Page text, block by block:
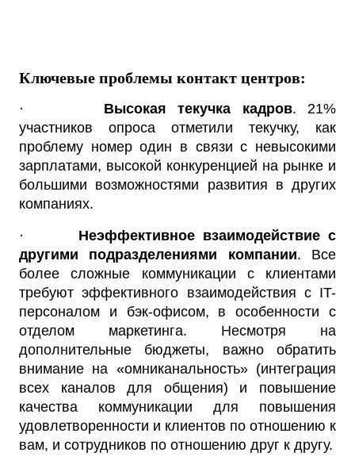
Ключевые проблемы контакт центров:
· Высокая текучка кадров. 21%
участников опроса отметили текучку, как
проблему номер один в связи с невысокими
зарплатами, высокой конкуренцией на рынке и
большими возможностями развития в других
компаниях.
· Неэффективное взаимодействие с
другими подразделениями компании. Все
более сложные коммуникации с клиентами
требуют эффективного взаимодействия с IT-
персоналом и бэк-офисом, в особенности с
отделом маркетинга. Несмотря на
дополнительные бюджеты, важно обратить
внимание на «омниканальность» (интеграция
всех каналов для общения) и повышение
качества коммуникации для повышения
удовлетворенности и клиентов по отношению к
вам, и сотрудников по отношению друг к другу.